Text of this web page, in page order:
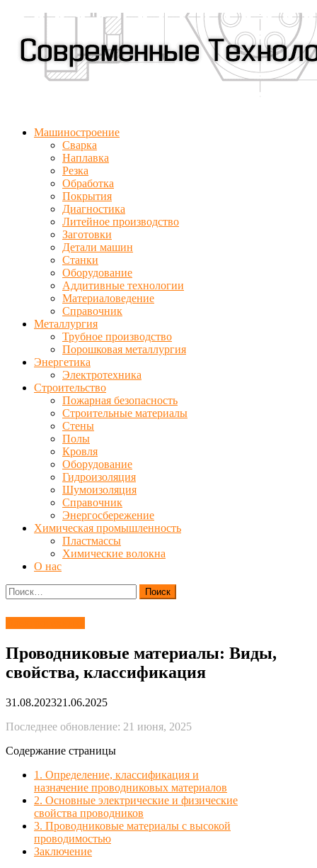
Машиностроение
Сварка
Наплавка
Резка
Обработка
Покрытия
Диагностика
Литейное производство
Заготовки
Детали машин
Станки
Оборудование
Аддитивные технологии
Материаловедение
Справочник
Металлургия
Трубное производство
Порошковая металлургия
Энергетика
Электротехника
Строительство
Пожарная безопасность
Строительные материалы
Стены
Полы
Кровля
Оборудование
Гидроизоляция
Шумоизоляция
Справочник
Энергосбережение
Химическая промышленность
Пластмассы
Химические волокна
О нас
Найти:
Проводниковые материалы: Виды,
свойства, классификация
31.08.202321.06.2025
Последнее обновление: 21 июня, 2025
Содержание страницы
1. Определение, классификация и
назначение проводниковых материалов
2. Основные электрические и физические
свойства проводников
3. Проводниковые материалы с высокой
проводимостью
Заключение